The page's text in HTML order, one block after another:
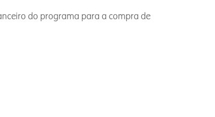
do programa para a compra de